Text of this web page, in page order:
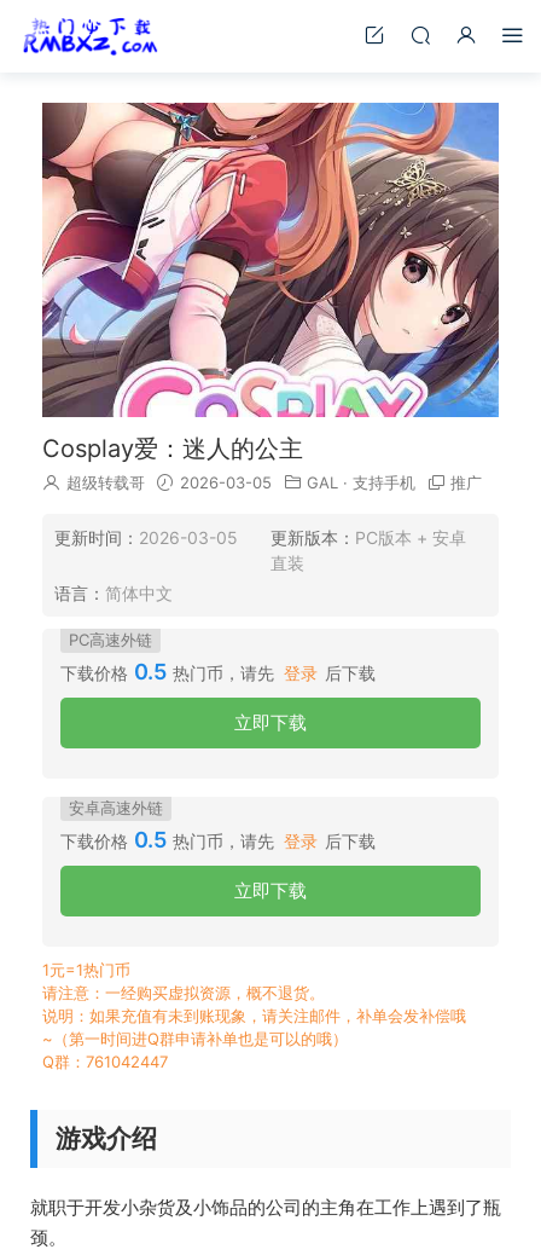
Cosplay爱：迷人的公主
超级转载哥 2026-03-05 GAL · 支持手机 推广
更新时间： 2026-03-05 更新版本： PC版本 + 安卓
直装
语言： 简体中文
PC高速外链
下载价格 0.5 热门币，请先 登录 后下载
立即下载
安卓高速外链
下载价格 0.5 热门币，请先 登录 后下载
立即下载
1元=1热门币
请注意：一经购买虚拟资源，概不退货。
说明：如果充值有未到账现象，请关注邮件，补单会发补偿哦
~（第一时间进Q群申请补单也是可以的哦）
Q群：761042447
游戏介绍
就职于开发小杂货及小饰品的公司的主角在工作上遇到了瓶
颈。